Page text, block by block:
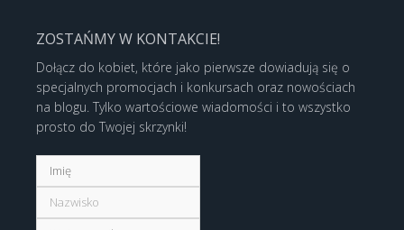
ZOSTAŃMY W KONTAKCIE!
Dołącz do kobiet, które jako pierwsze dowiadują się o
specjalnych promocjach i konkursach oraz nowościach
na blogu. Tylko wartościowe wiadomości i to wszystko
prosto do Twojej skrzynki!